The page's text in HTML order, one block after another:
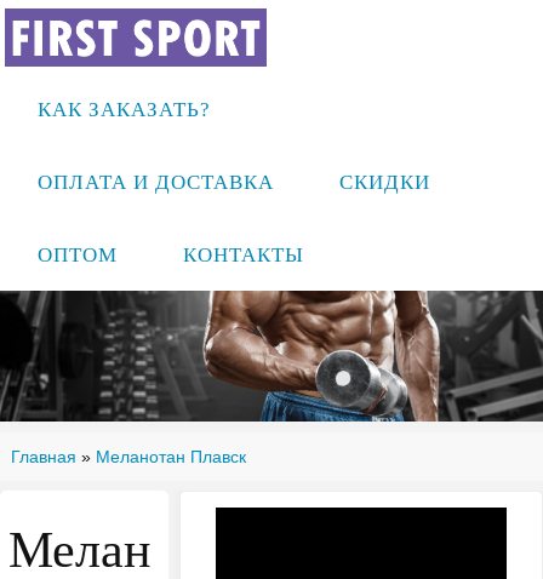
КАК ЗАКАЗАТЬ?
ОПЛАТА И ДОСТАВКА СКИДКИ
ОПТОМ КОНТАКТЫ
Главная » Меланотан Плавск
Мелан